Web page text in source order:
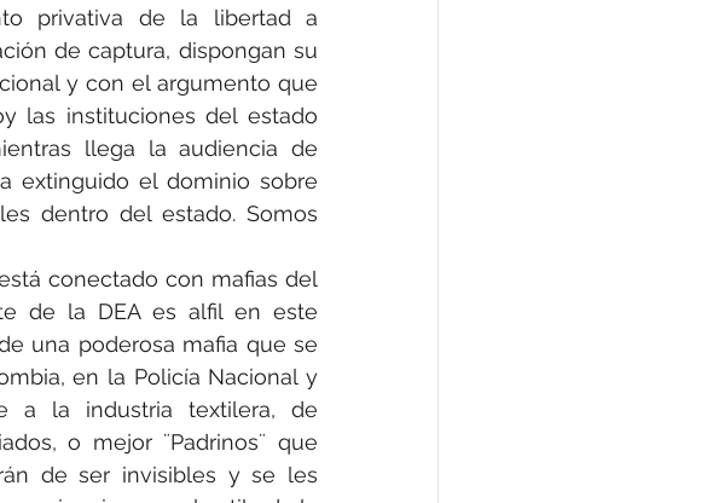
privativa de la libertad a
de captura, dispongan su
y con el argumento que
las instituciones del estado
llega la audiencia de
extinguido el dominio sobre
dentro del estado. Somos
conectado con mafias del
de la DEA es alfil en este
una poderosa mafia que se
en la Policía Nacional y
a la industria textilera, de
o mejor ¨Padrinos¨ que
de ser invisibles y se les